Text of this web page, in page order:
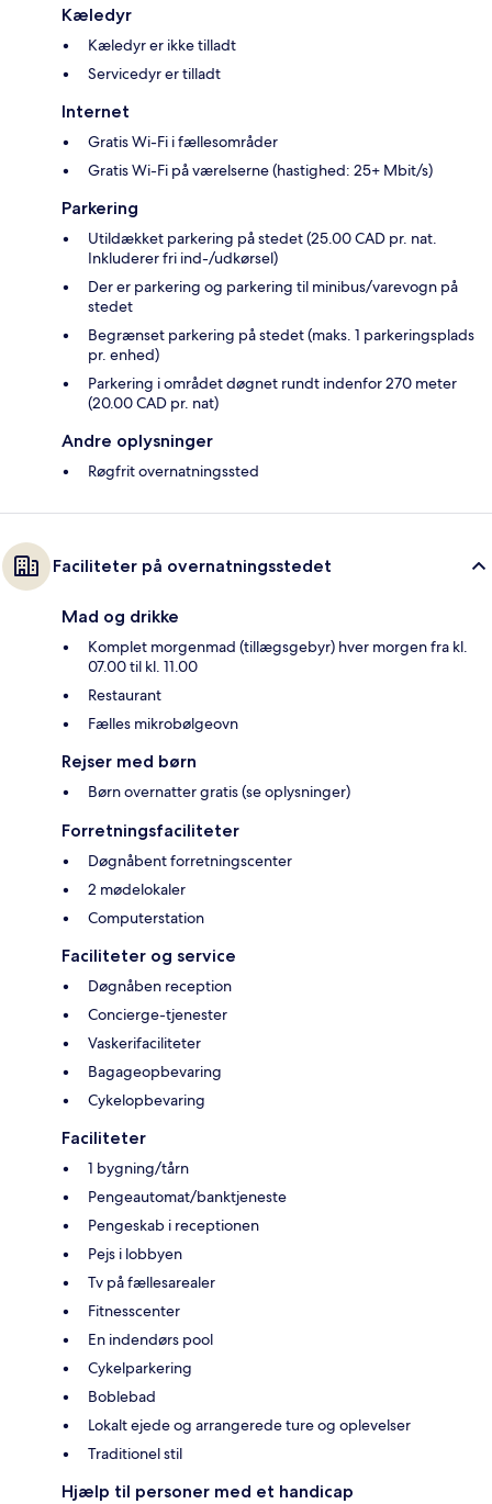
Kæledyr
Kæledyr er ikke tilladt
Servicedyr er tilladt
Internet
Gratis Wi-Fi i fællesområder
Gratis Wi-Fi på værelserne (hastighed: 25+ Mbit/s)
Parkering
Utildækket parkering på stedet (25.00 CAD pr. nat.
Inkluderer fri ind-/udkørsel)
Der er parkering og parkering til minibus/varevogn på
stedet
Begrænset parkering på stedet (maks. 1 parkeringsplads
pr. enhed)
Parkering i området døgnet rundt indenfor 270 meter
(20.00 CAD pr. nat)
Andre oplysninger
Røgfrit overnatningssted
Faciliteter på overnatningsstedet
Mad og drikke
Komplet morgenmad (tillægsgebyr) hver morgen fra kl.
07.00 til kl. 11.00
Restaurant
Fælles mikrobølgeovn
Rejser med børn
Børn overnatter gratis (se oplysninger)
Forretningsfaciliteter
Døgnåbent forretningscenter
2 mødelokaler
Computerstation
Faciliteter og service
Døgnåben reception
Concierge-tjenester
Vaskerifaciliteter
Bagageopbevaring
Cykelopbevaring
Faciliteter
1 bygning/tårn
Pengeautomat/banktjeneste
Pengeskab i receptionen
Pejs i lobbyen
Tv på fællesarealer
Fitnesscenter
En indendørs pool
Cykelparkering
Boblebad
Lokalt ejede og arrangerede ture og oplevelser
Traditionel stil
Hjælp til personer med et handicap